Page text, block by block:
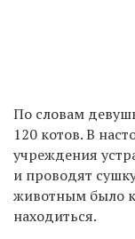
По словам
120 котов. В
учреждения
и проводят
животным было
находиться.